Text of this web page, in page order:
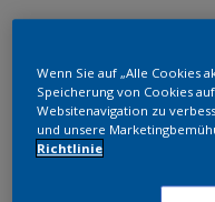
RAL 6005
0K705I
Wenn Sie auf „Alle Cookies
Speicherung von Cookies
Websitenavigation zu
und unsere
Richtlinie